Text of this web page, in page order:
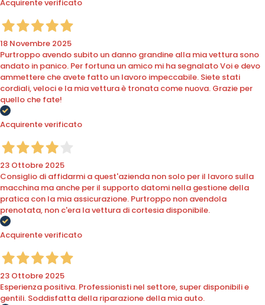
Acquirente verificato
18 Novembre 2025
Purtroppo avendo subito un danno grandine alla mia vettura sono
andato in panico. Per fortuna un amico mi ha segnalato Voi e devo
ammettere che avete fatto un lavoro impeccabile. Siete stati
cordiali, veloci e la mia vettura è tronata come nuova. Grazie per
quello che fate!
Acquirente verificato
23 Ottobre 2025
Consiglio di affidarmi a quest'azienda non solo per il lavoro sulla
macchina ma anche per il supporto datomi nella gestione della
pratica con la mia assicurazione. Purtroppo non avendola
prenotata, non c'era la vettura di cortesia disponibile.
Acquirente verificato
23 Ottobre 2025
Esperienza positiva. Professionisti nel settore, super disponibili e
gentili. Soddisfatta della riparazione della mia auto.